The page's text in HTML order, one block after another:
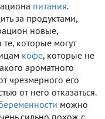
питания.
за продуктами,
новые,
которые могут
кофе, которые не
ароматного
чрезмерного его
от него отказаться.
можно